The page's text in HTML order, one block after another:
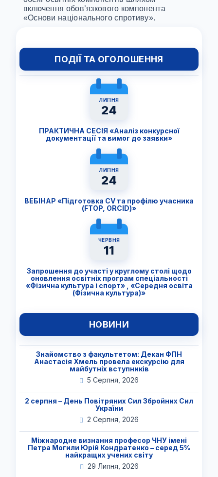
включення обов’язкового компонента
«Основи національного спротиву».
ПОДІЇ ТА ОГОЛОШЕННЯ
ЛИПНЯ
24
ПРАКТИЧНА СЕСІЯ «Аналіз конкурсної
документації та вимог до заявки»
ЛИПНЯ
24
ВЕБІНАР «Підготовка CV та профілю учасника
(FTОP, ORCID)»
ЧЕРВНЯ
11
Запрошення до участі у круглому столі щодо
оновлення освітніх програм спеціальності
«Фізична культура і спорт» , «Середня освіта
(Фізична культура)»
НОВИНИ
Знайомство з факультетом: Декан ФПН
Анастасія Хмель провела екскурсію для
майбутніх вступників
5 Серпня, 2026
2 серпня – День Повітряних Сил Збройних Сил
України
2 Серпня, 2026
Міжнародне визнання професор ЧНУ імені
Петра Могили Юрій Кондратенко – серед 5%
найкращих учених світу
29 Липня, 2026